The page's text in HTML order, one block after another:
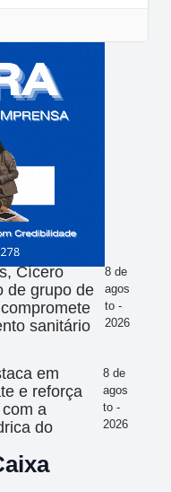
Cícero
de grupo de
sanitário
8 de
agos
to -
2026
em
e reforça
a
do
8 de
agos
to -
2026